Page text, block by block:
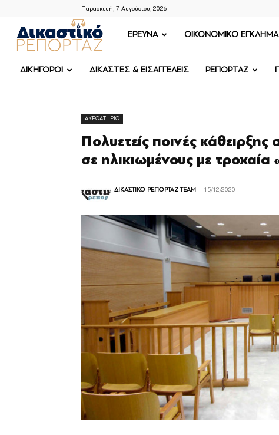
Παρασκευή, 7 Αυγούστου, 2026
ΔΙΚΑΣΤΙΚΟ
ΡΕΠΟΡΤΑΖ
ΕΡΕΥΝΑ OIKONOMIKO ΕΓΚΛΗΜΑ
ΔΙΚΗΓΟΡΟΙ ΔΙΚΑΣΤΕΣ & ΕΙΣΑΓΓΕΛΕΙΣ ΡΕΠΟΡΤΑΖ
ΑΚΡΟΑΤΗΡΙΟ
Πολυετείς ποινές
σε ηλικιωμένους με τροχαία
ΔΙΚΑΣΤΙΚΟ ΡΕΠΟΡΤΑΖ TEAM - 15/12/2020